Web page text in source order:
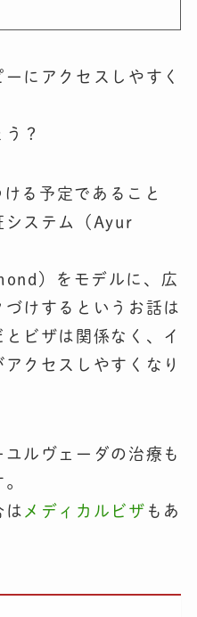
にアクセスしやすく
？
る予定であること
システム（Ayur
）をモデルに、広
けするというお話は
ビザは関係なく、イ
クセスしやすくなり
ルヴェーダの治療も
は メディカルビザ もあ